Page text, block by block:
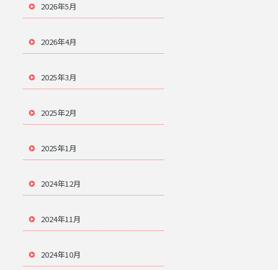
2026年5月
2026年4月
2025年3月
2025年2月
2025年1月
2024年12月
2024年11月
2024年10月